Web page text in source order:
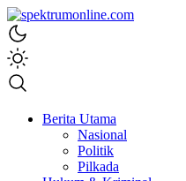
spektrumonline.com
Berita Utama
Nasional
Politik
Pilkada